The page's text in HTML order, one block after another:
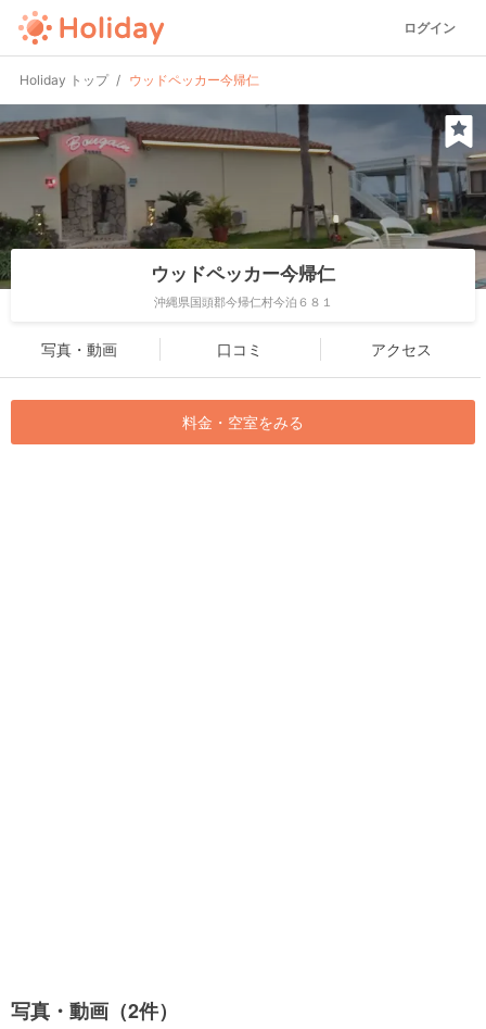
ログイン
Holiday トップ ウッドペッカー今帰仁
ウッドペッカー今帰仁
沖縄県国頭郡今帰仁村今泊６８１
写真・動画 口コミ アクセス
料金・空室をみる
写真・動画（2件）